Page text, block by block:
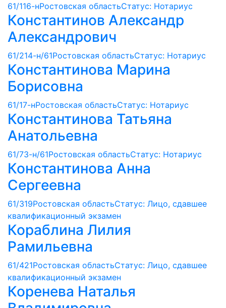
61/116-нРостовская областьСтатус: Нотариус
Константинов Александр
Александрович
61/214-н/61Ростовская областьСтатус: Нотариус
Константинова Марина
Борисовна
61/17-нРостовская областьСтатус: Нотариус
Константинова Татьяна
Анатольевна
61/73-н/61Ростовская областьСтатус: Нотариус
Константинова Анна
Сергеевна
61/319Ростовская областьСтатус: Лицо, сдавшее
квалификационный экзамен
Кораблина Лилия
Рамильевна
61/421Ростовская областьСтатус: Лицо, сдавшее
квалификационный экзамен
Коренева Наталья